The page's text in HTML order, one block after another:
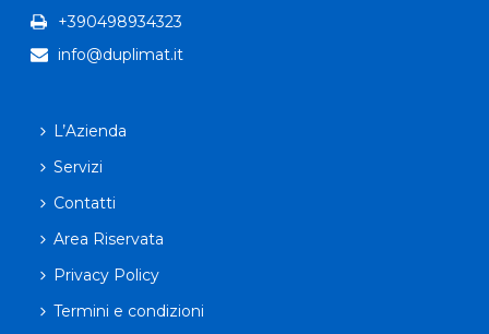
+390498934323
info@duplimat.it
L’Azienda
Servizi
Contatti
Area Riservata
Privacy Policy
Termini e condizioni